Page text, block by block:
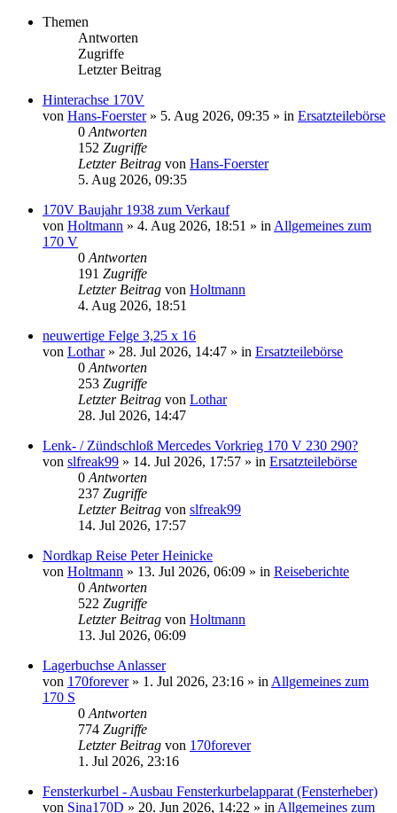
Themen
Antworten
Zugriffe
Letzter Beitrag
Hinterachse 170V
von Hans-Foerster» 5. Aug 2026, 09:35 » in Ersatzteilebörse
0 Antworten
152 Zugriffe
Letzter Beitrag von Hans-Foerster
5. Aug 2026, 09:35
170V Baujahr 1938 zum Verkauf
von Holtmann » 4. Aug 2026, 18:51 » in Allgemeines zum
170 V
0 Antworten
191 Zugriffe
Letzter Beitrag von Holtmann
4. Aug 2026, 18:51
neuwertige Felge 3,25 x 16
von Lothar» 28. Jul 2026, 14:47 » in Ersatzteilebörse
0 Antworten
253 Zugriffe
Letzter Beitrag von Lothar
28. Jul 2026, 14:47
Lenk- / Zündschloß Mercedes Vorkrieg 170 V 230 290?
von slfreak99 » 14. Jul 2026, 17:57 » in Ersatzteilebörse
0 Antworten
237 Zugriffe
Letzter Beitrag von slfreak99
14. Jul 2026, 17:57
Nordkap Reise Peter Heinicke
von Holtmann » 13. Jul 2026, 06:09 » in Reiseberichte
0 Antworten
522 Zugriffe
Letzter Beitrag von Holtmann
13. Jul 2026, 06:09
Lagerbuchse Anlasser
von 170forever» 1. Jul 2026, 23:16 » in Allgemeines zum
170 S
0 Antworten
774 Zugriffe
Letzter Beitrag von 170forever
1. Jul 2026, 23:16
Fensterkurbel - Ausbau Fensterkurbelapparat (Fensterheber)
von Sina170D » 20. Jun 2026, 14:22 » in Allgemeines zum